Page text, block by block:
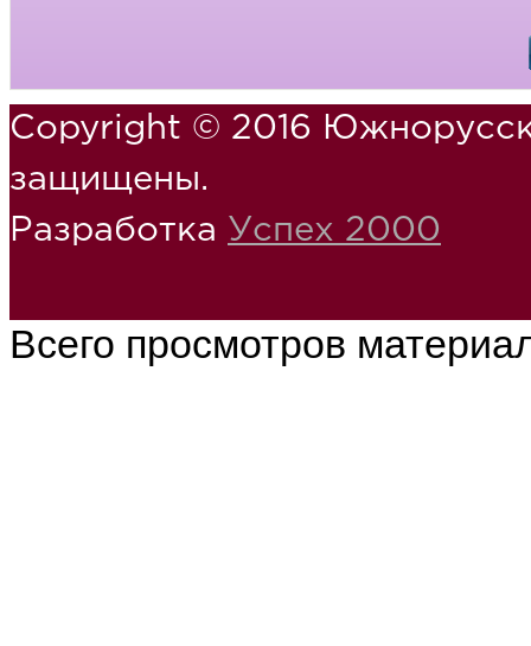
Copyright © 2016
защищены.
Разработка Успех 2000
Всего просмотров